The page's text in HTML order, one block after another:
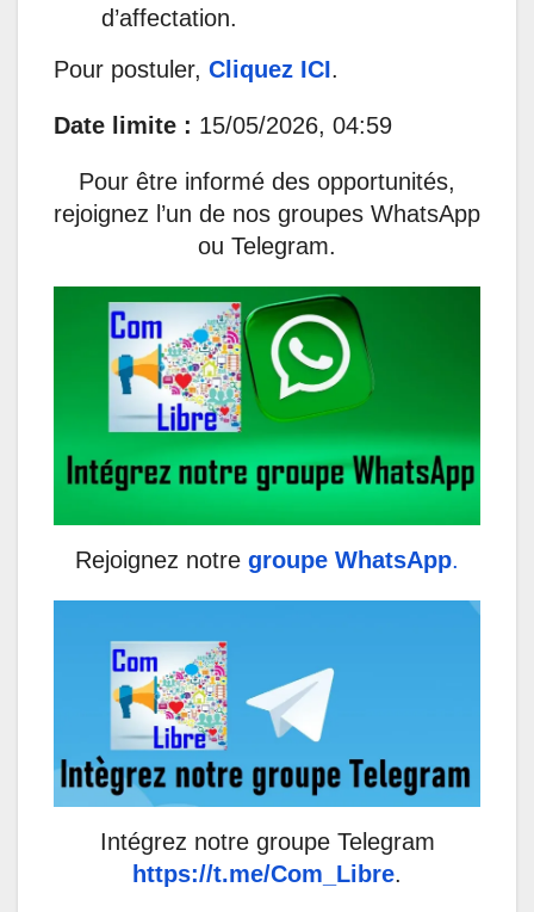
d’affectation.
Pour postuler, Cliquez ICI.
Date limite : 15/05/2026, 04:59
Pour être informé des opportunités,
rejoignez l’un de nos groupes WhatsApp
ou Telegram.
Rejoignez notre groupe WhatsApp.
Intégrez notre groupe Telegram
https://t.me/Com_Libre.